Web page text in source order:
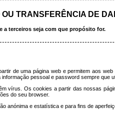
TRANSFERÊNCIA DE
a terceiros seja com que propósito for.
de uma página web e permitem aos
pessoal e password sempre que
vírus. Os cookies a partir das nossas
do seu browser.
anónima e estatística e para fins de